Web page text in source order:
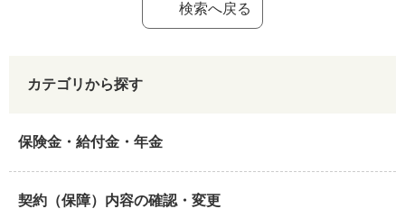
検索へ戻る
カテゴリから探す
保険金・給付金・年金
契約（保障）内容の確認・変更